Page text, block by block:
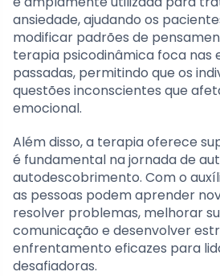
ansiedade, ajudando os
modificar padrões de
terapia psicodinâmica foca nas
passadas, permitindo que os
questões inconscientes que
emocional.
Além disso, a terapia oferece
é fundamental na jornada de
autodescobrimento. Com o
as pessoas podem aprender
resolver problemas, melhorar
comunicação e desenvolver
enfrentamento eficazes para
desafiadoras.